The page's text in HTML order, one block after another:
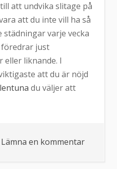
att undvika slitage på
att du inte vill ha så
varje vecka
föredrar just
eller liknande. I
att du är nöjd
du väljer att
Lämna en kommentar